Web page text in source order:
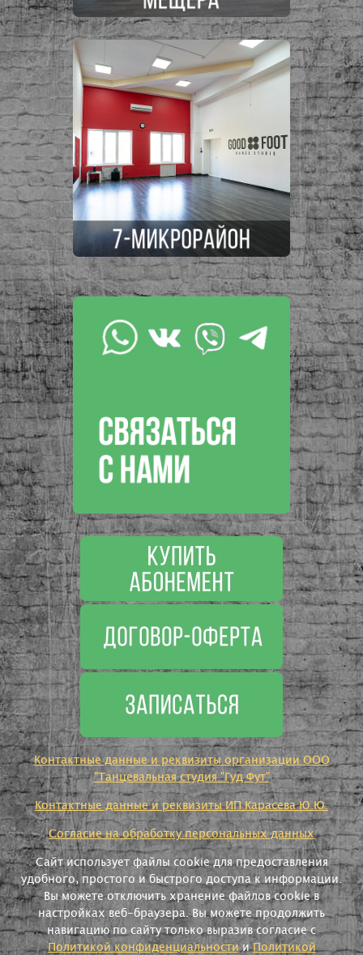
Контактные данные и реквизиты организации ООО
"Танцевальная студия "Гуд Фут"
Контактные данные и реквизиты ИП Карасева Ю.Ю.
Согласие на обработку персональных данных
Сайт использует файлы cookie для предоставления
удобного, простого и быстрого доступа к информации.
Вы можете отключить хранение файлов cookie в
настройках веб-браузера. Вы можете продолжить
навигацию по сайту только выразив согласие с
Политикой конфиденциальностииПолитикой